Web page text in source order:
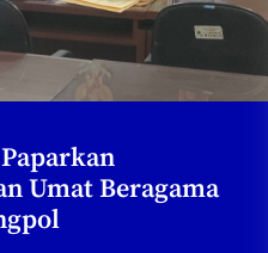
Umat Beragama